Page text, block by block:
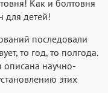
Как и болтовня
для детей!
последовали
то год, то полгода.
описана научно-
этих